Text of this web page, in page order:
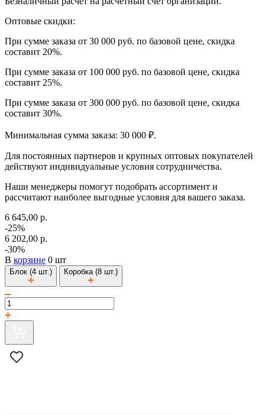
Оптовые скидки:
При сумме заказа от 30 000 руб. по базовой цене, скидка
составит 20%.
При сумме заказа от 100 000 руб. по базовой цене, скидка
составит 25%.
При сумме заказа от 300 000 руб. по базовой цене, скидка
составит 30%.
Минимальная сумма заказа: 30 000 ₽.
Для постоянных партнеров и крупных оптовых покупателей
действуют индивидуальные условия сотрудничества.
Наши менеджеры помогут подобрать ассортимент и
рассчитают наиболее выгодные условия для вашего заказа.
6 645,00 р.
-25%
6 202,00 р.
-30%
В корзине 0 шт
Блок (4 шт.) Коробка (8 шт.)